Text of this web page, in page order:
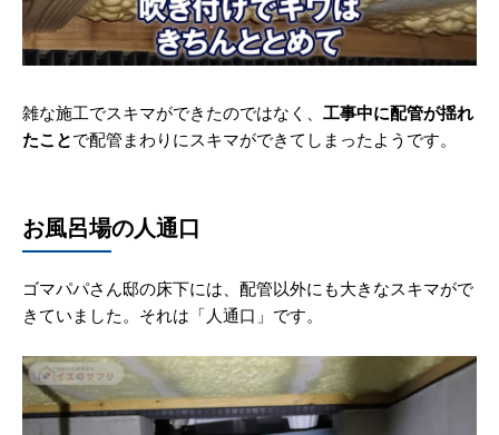
雑な施工でスキマができたのではなく、 工事中に配管が揺れ
たことで配管まわりにスキマができてしまったようです。
お風呂場の人通口
ゴマパパさん邸の床下には、配管以外にも大きなスキマがで
きていました。それは「人通口」です。